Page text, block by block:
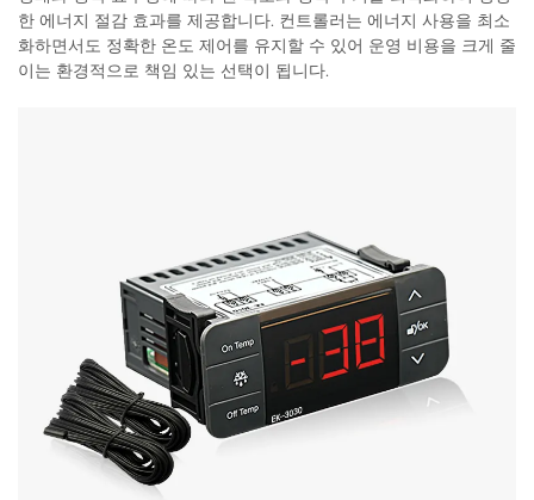
한 에너지 절감 효과를 제공합니다. 컨트롤러는 에너지 사용을 최소
화하면서도 정확한 온도 제어를 유지할 수 있어 운영 비용을 크게 줄
이는 환경적으로 책임 있는 선택이 됩니다.